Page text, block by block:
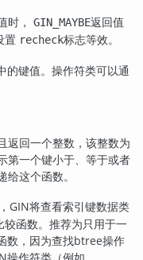
时， GIN_MAYBE返回值
置 recheck标志等效。
的键值。操作符类可以通
返回一个整数，该整数为
第一个键小于、等于或者
这个函数。
GIN将查看索引键数据类
函数。推荐为只用于一
数，因为查找btree操作